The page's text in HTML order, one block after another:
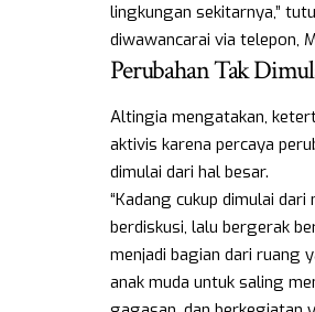
lingkungan sekitarnya,”
diwawancarai via telepon,
Perubahan Tak
Altingia mengatakan,
aktivis karena percaya
dimulai dari hal besar.
“Kadang cukup dimulai dari
berdiskusi, lalu bergerak
menjadi bagian dari ruang
anak muda untuk saling